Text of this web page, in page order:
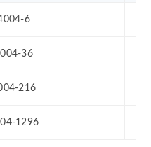
6
36
216
1296